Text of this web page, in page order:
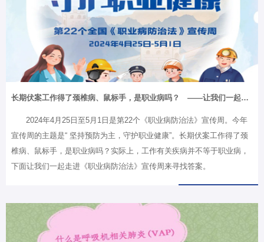
长期伏案工作得了颈椎病、鼠标手，是职业病吗？ ——让我们一起走进《职业病防治法》宣传周寻找答案
2024年4月25日至5月1日是第22个《职业病防治法》宣传周。今年
宣传周的主题是“ 坚持预防为主，守护职业健康”。长期伏案工作得了颈
椎病、鼠标手，是职业病吗？实际上，工作有关疾病并不等于职业病，
下面让我们一起走进《职业病防治法》宣传周来寻找答案。